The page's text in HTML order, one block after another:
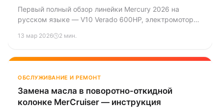
APX
Первый полный обзор линейки Mercury 2026 на
русском языке — V10 Verado 600HP, электромоторы
SeaPro, Pro XS.
13 мар 2026 2 мин.
ОБСЛУЖИВАНИЕ И РЕМОНТ
Замена масла в поворотно-откидной
колонке MerCruiser — инструкция